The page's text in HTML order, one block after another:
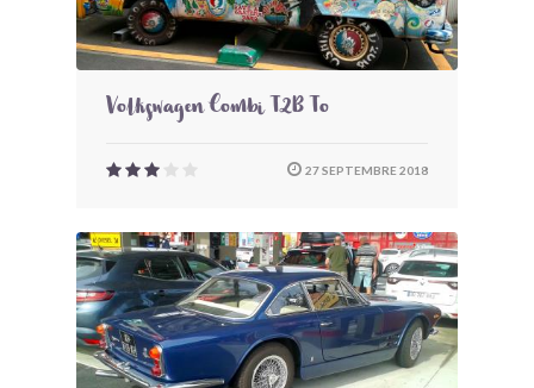
Volkswagen Combi T2B To
27 SEPTEMBRE 2018